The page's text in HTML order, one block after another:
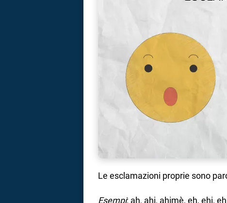
Le esclamazioni proprie sono
Esempi: ah, ahi, ahimè, eh, ehi,